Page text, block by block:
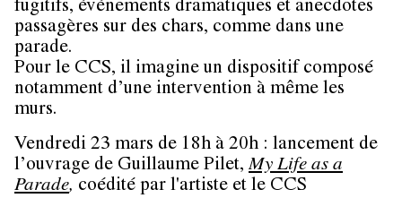
fugitifs, événements dramatiques et anecdotes
passagères sur des chars, comme dans une
parade.
Pour le CCS, il imagine un dispositif composé
notamment d’une intervention à même les
murs.
Vendredi 23 mars de 18h à 20h : lancement de
l’ouvrage de Guillaume Pilet,My Life as a
Parade, coédité par l'artiste et le CCS